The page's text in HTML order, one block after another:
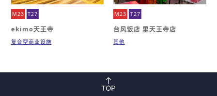
M23 T27
ekimo天王寺
复合型商业设施
M23 T27
台风饭店 里天王寺店
其他